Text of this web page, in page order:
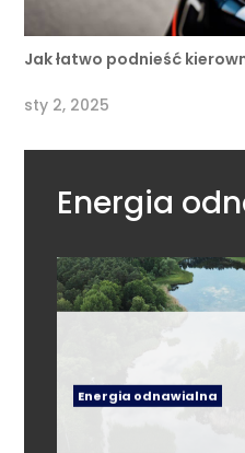
Jak łatwo podnieść
sty 2, 2025
Energia
Energia odnawialna